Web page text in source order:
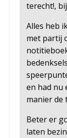
terecht!,
Alles heb
met partij
en had nu
manier de
Beter er
laten